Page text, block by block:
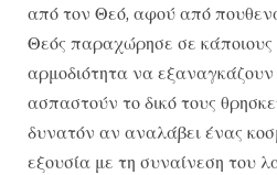
από τον Θεό, αφού από
Θεός παραχώρησε σε
αρμοδιότητα να
ασπαστούν το δικό τους
δυνατόν αν αναλάβει ένας
εξουσία με τη συναίνεση του